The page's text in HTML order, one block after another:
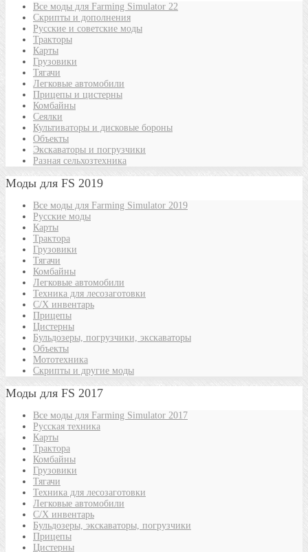
Все моды для Farming Simulator 22
Скрипты и дополнения
Русские и советские моды
Тракторы
Карты
Грузовики
Тягачи
Легковые автомобили
Прицепы и цистерны
Комбайны
Сеялки
Культиваторы и дисковые бороны
Объекты
Экскаваторы и погрузчики
Разная сельхозтехника
Моды для FS 2019
Все моды для Farming Simulator 2019
Русские моды
Карты
Трактора
Грузовики
Тягачи
Комбайны
Легковые автомобили
Техника для лесозаготовки
С/Х инвентарь
Прицепы
Цистерны
Бульдозеры, погрузчики, экскаваторы
Объекты
Мототехника
Скрипты и другие моды
Моды для FS 2017
Все моды для Farming Simulator 2017
Русская техника
Карты
Трактора
Комбайны
Грузовики
Тягачи
Техника для лесозаготовки
Легковые автомобили
С/Х инвентарь
Бульдозеры, экскаваторы, погрузчики
Прицепы
Цистерны